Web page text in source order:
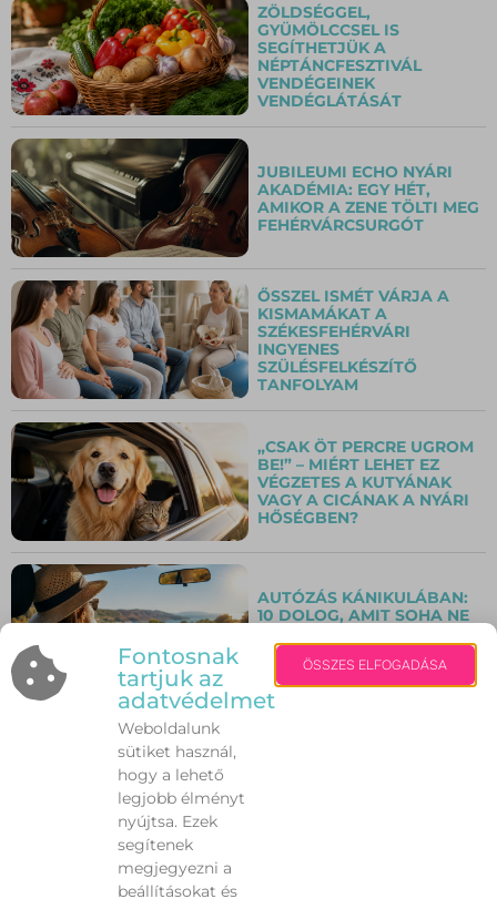
ZÖLDSÉGGEL,
GYÜMÖLCCSEL IS
SEGÍTHETJÜK A
NÉPTÁNCFESZTIVÁL
VENDÉGEINEK
VENDÉGLÁTÁSÁT
JUBILEUMI ECHO NYÁRI
AKADÉMIA: EGY HÉT,
AMIKOR A ZENE TÖLTI MEG
FEHÉRVÁRCSURGÓT
ŐSSZEL ISMÉT VÁRJA A
KISMAMÁKAT A
SZÉKESFEHÉRVÁRI
INGYENES
SZÜLÉSFELKÉSZÍTŐ
TANFOLYAM
„CSAK ÖT PERCRE UGROM
BE!” – MIÉRT LEHET EZ
VÉGZETES A KUTYÁNAK
VAGY A CICÁNAK A NYÁRI
HŐSÉGBEN?
AUTÓZÁS KÁNIKULÁBAN:
10 DOLOG, AMIT SOHA NE
NAGY HŐSÉGBEN!
Fontosnak
tartjuk az
adatvédelmet
Weboldalunk
sütiket használ,
hogy a lehető
legjobb élményt
nyújtsa. Ezek
segítenek
megjegyezni a
beállításokat és
ÖSSZES ELFOGADÁSA